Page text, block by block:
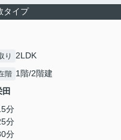
タイプ
り 2LDK
階 1階/2階建
分
分
分